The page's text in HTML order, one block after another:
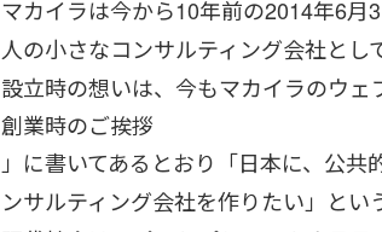
マカイラは今から10年前の2014年6
人の小さなコンサルティング会社とし
設立時の想いは、今もマカイラのウェ
創業時のご挨拶
」に書いてあるとおり「日本に、公
ンサルティング会社を作りたい」とい